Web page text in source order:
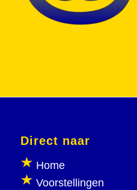
Direct naar
Home
Voorstellingen